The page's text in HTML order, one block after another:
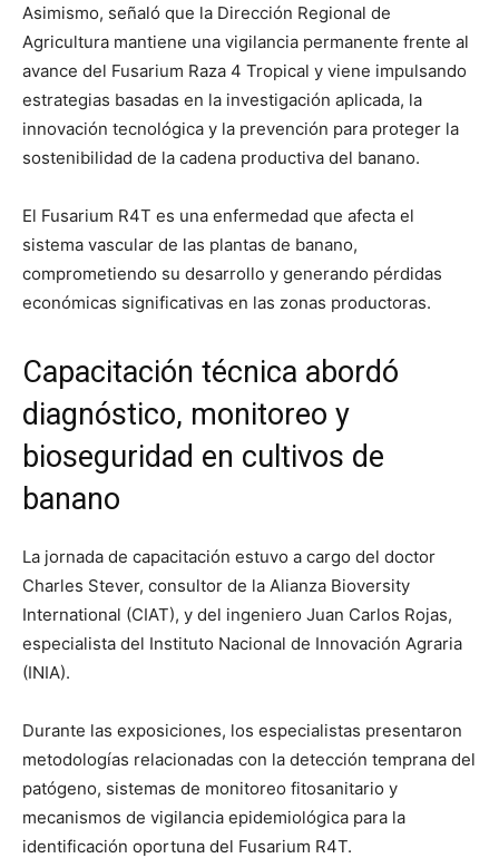
Asimismo, señaló que la Dirección Regional de
Agricultura mantiene una vigilancia permanente frente al
avance del Fusarium Raza 4 Tropical y viene impulsando
estrategias basadas en la investigación aplicada, la
innovación tecnológica y la prevención para proteger la
sostenibilidad de la cadena productiva del banano.
El Fusarium R4T es una enfermedad que afecta el
sistema vascular de las plantas de banano,
comprometiendo su desarrollo y generando pérdidas
económicas significativas en las zonas productoras.
Capacitación técnica abordó
diagnóstico, monitoreo y
bioseguridad en cultivos de
banano
La jornada de capacitación estuvo a cargo del doctor
Charles Stever, consultor de la Alianza Bioversity
International (CIAT), y del ingeniero Juan Carlos Rojas,
especialista del Instituto Nacional de Innovación Agraria
(INIA).
Durante las exposiciones, los especialistas presentaron
metodologías relacionadas con la detección temprana del
patógeno, sistemas de monitoreo fitosanitario y
mecanismos de vigilancia epidemiológica para la
identificación oportuna del Fusarium R4T.